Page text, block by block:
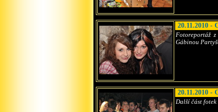
20.11.2010 -
Fotoreportáž
Gábinou
20.11.2010 -
Další část fotek